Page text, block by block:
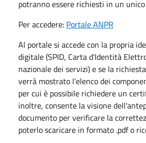
potranno essere richiesti in un
Per accedere: Portale ANPR
Al portale si accede con la propria
digitale (SPID, Carta d'Identità
nazionale dei servizi) e se la
verrà mostrato l’elenco dei
per cui è possibile richiedere un
inoltre, consente la visione
documento per verificare la
poterlo scaricare in formato .pdf o